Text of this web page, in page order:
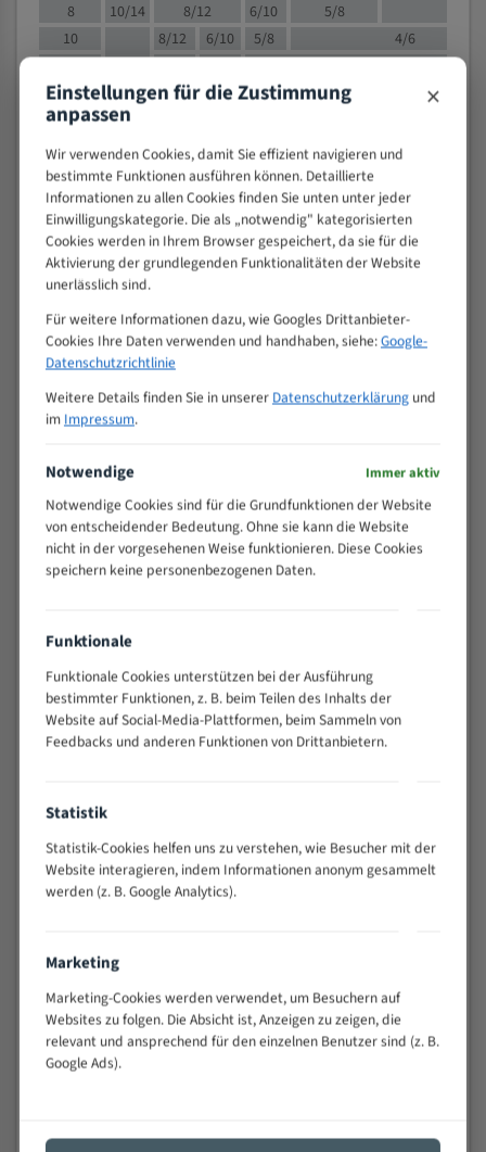
8
10/14 8/12 6/10 5/8
10
8/12 6/10 5/8
4/6
15
8/12 6/10
4/5
20
30
4/5
50
80
> 100
VOLLMATERIAL
M (mm)
Zoll (ZpZ))
>
25
10/14
15 - 40
8/12
25 - 50
80 - 180
3/4
130 -
350
2/3
200 -
> 500
0,75/1,25
Vorteile:
Widerstandsfähig gegen Zahnbruch auch bei
schwierigen Werkstücken (Materialmischung,
wechselnde Verbindungslängen)
Sehr geringe Vibration
Technische Beschreibung:
Positiver Spanwinkel
Bandkörper aus hochlegiertem Federstahl
Einstellungen für die Zustimmung
anpassen ×
Wir verwenden Cookies, damit Sie effizient navigieren und
bestimmte Funktionen ausführen können. Detaillierte
Informationen zu allen Cookies finden Sie unten unter jeder
Einwilligungskategorie. Die als „notwendig" kategorisierten
Cookies werden in Ihrem Browser gespeichert, da sie für die
Aktivierung der grundlegenden Funktionalitäten der Website
unerlässlich sind.
Für weitere Informationen dazu, wie Googles Drittanbieter-
Cookies Ihre Daten verwenden und handhaben, siehe:Google-
Datenschutzrichtlinie
Weitere Details finden Sie in unserer Datenschutzerklärungund
im Impressum.
Notwendige Immer aktiv
Notwendige Cookies sind für die Grundfunktionen der Website
von entscheidender Bedeutung. Ohne sie kann die Website
nicht in der vorgesehenen Weise funktionieren. Diese Cookies
speichern keine personenbezogenen Daten.
Funktionale
Funktionale Cookies unterstützen bei der Ausführung
bestimmter Funktionen, z. B. beim Teilen des Inhalts der
Website auf Social-Media-Plattformen, beim Sammeln von
Feedbacks und anderen Funktionen von Drittanbietern.
Statistik
Statistik-Cookies helfen uns zu verstehen, wie Besucher mit der
Website interagieren, indem Informationen anonym gesammelt
werden (z. B. Google Analytics).
Marketing
Marketing-Cookies werden verwendet, um Besuchern auf
Websites zu folgen. Die Absicht ist, Anzeigen zu zeigen, die
relevant und ansprechend für den einzelnen Benutzer sind (z. B.
Google Ads).